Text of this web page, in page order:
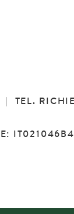
| TEL.